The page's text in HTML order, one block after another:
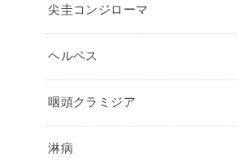
尖圭コンジローマ
ヘルペス
咽頭クラミジア
淋病